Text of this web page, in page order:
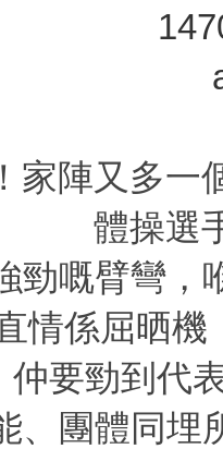
家陣又多一
體操選
勁嘅臂彎，
情係屈晒
仲要勁到代
、團體同埋